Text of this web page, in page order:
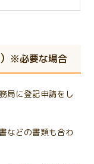
※必要な場合
局に登記申請をし
などの書類も合わ